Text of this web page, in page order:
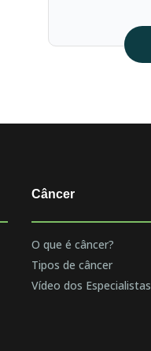
Câncer
O que é câncer?
Tipos de câncer
Vídeo dos Especialistas